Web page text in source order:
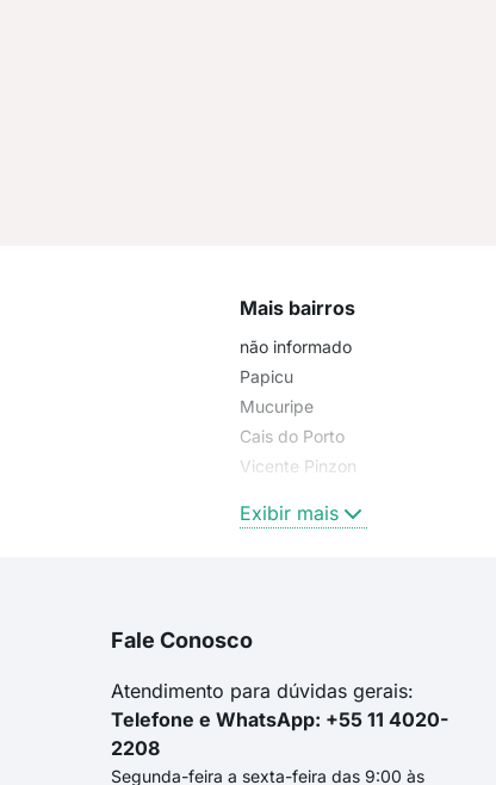
Mais bairros
não informado
Papicu
Mucuripe
Cais do Porto
Vicente Pinzon
Exibir mais
Fale Conosco
Atendimento para dúvidas gerais:
Telefone e WhatsApp: +55 11 4020-
2208
Segunda-feira a sexta-feira das 9:00 às